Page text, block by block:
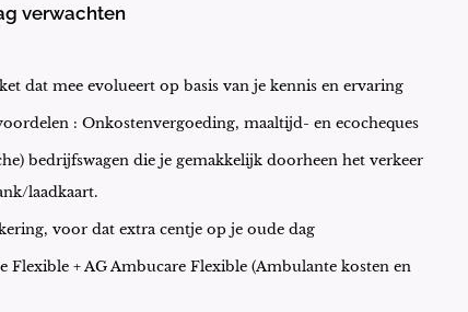
verwachten
dat mee evolueert op basis van je kennis en ervaring
: Onkostenvergoeding, maaltijd- en ecocheques
bedrijfswagen die je gemakkelijk doorheen het verkeer
laadkaart.
voor dat extra centje op je oude dag
Flexible + AG Ambucare Flexible (Ambulante kosten en